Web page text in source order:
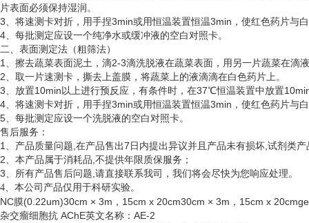
片表面必须保持湿润。
3、将速测卡对折，用手捏3min或用恒温装置恒温3min，使红色药片与
4、每批测定应设一个纯净水或缓冲液的空白对照卡。
二、表面测定法（粗筛法）
1、擦去蔬菜表面泥土，滴2-3滴洗脱液在蔬菜表面，用另一片蔬菜在滴
2、取一片速测卡，撕去上盖膜，将蔬菜上的液滴滴在白色药片上。
3、放置10min以上进行预反应，有条件时，在37℃恒温装置中放置
4、将速测卡对折，用手捏3min或用恒温装置恒温3min，使红色药片与
5、每批测定应设一个洗脱液的空白对照卡。
售后服务：
1、产品质量问题,在产品售出7日内提出异议并且产品未有损坏,试剂类
2、本产品属于消耗品,不提供年限质保服务；
3、所有产品售后问题,请直接联系我司，我们将会尽快为您响应处理。
4 本公司产品仅用于科研实验。
NC膜(0.22um)30cm × 3m，15cm x 20cm30cm × 3m，15cm x
杂交瘤细胞抗 AChE英文名称：AE-2